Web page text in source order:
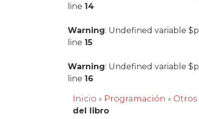
line 14
Warning: Undefined variable
line 15
Warning: Undefined variable
line 16
Inicio » Programación » Otros
del libro